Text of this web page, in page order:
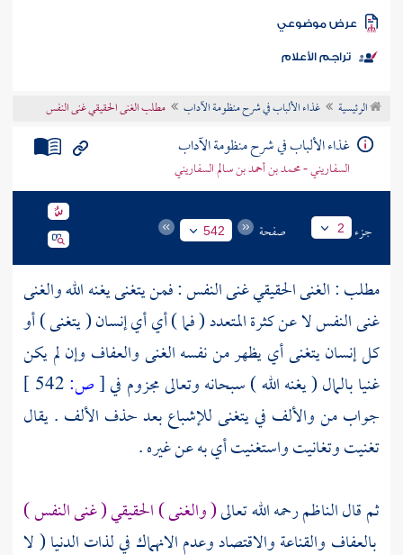
الكتب
موضوعي
تراجم الأعلام
الرئيسية غذاء الألباب في شرح منظومة الآداب مطلب الغنى الحقيقي غنى النفس
غذاء الألباب في شرح منظومة الآداب
السفاريني - محمد بن أحمد بن سالم السفاريني
جزء 2 صفحة 542
مطلب : الغنى الحقيقي غنى النفس : فمن يتغنى يغنه الله والغنى
غنى النفس لا عن كثرة المتعدد ( فما ) أي أي إنسان ( يتغنى ) أو
كل إنسان يتغنى أي يظهر من نفسه الغنى والعفاف وإن لم يكن
غنيا بالمال ( يغنه الله ) سبحانه وتعالى مجزوم في[ص:
جواب من والألف في يتغنى للإشباع بعد حذف الألف . يقال
تغنيت وتغانيت واستغنيت أي به عن غيره .
ثم قال الناظم رحمه الله تعالى( والغنى ) الحقيقي ( غنى النفس )
بالعفاف والقناعة والاقتصاد وعدم الانهماك في لذات الدنيا ( لا